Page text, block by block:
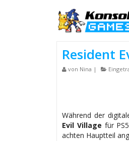
Resident
von Nina |
Während der
Evil Village für
achten Hauptteil